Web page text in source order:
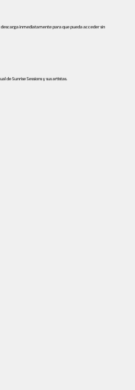
inmediatamente para que pueda acceder sin
de Sunrise Sessions y sus artistas.